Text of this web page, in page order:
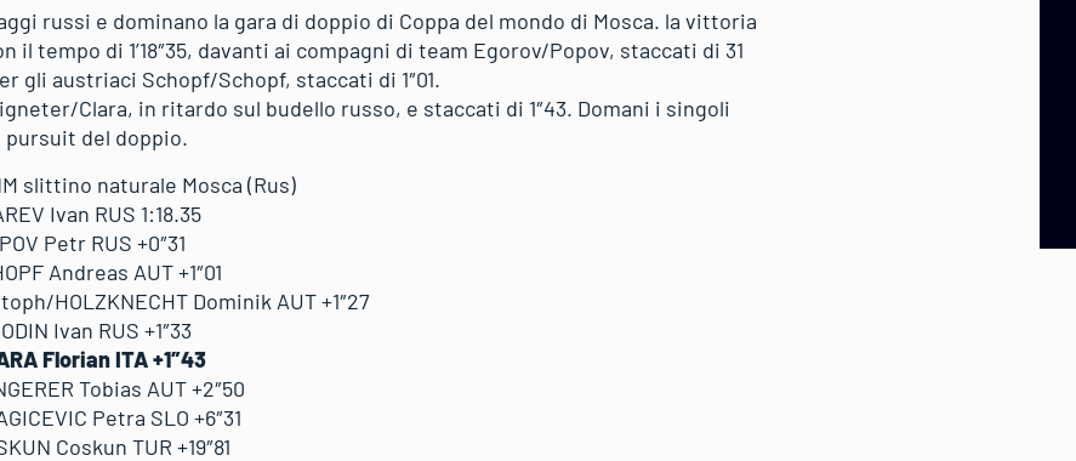
russi e dominano la gara di doppio di Coppa del mondo di Mosca. la vittoria
il tempo di 1’18″35, davanti ai compagni di team Egorov/Popov, staccati di 31
gli austriaci Schopf/Schopf, staccati di 1″01.
Clara, in ritardo sul budello russo, e staccati di 1″43. Domani i singoli
pursuit del doppio.
slittino naturale Mosca (Rus)
Ivan RUS 1:18.35
Petr RUS +0″31
Andreas AUT +1″01
HOLZKNECHT Dominik AUT +1″27
Ivan RUS +1″33
Florian ITA +1″43
Tobias AUT +2″50
Petra SLO +6″31
Coskun TUR +19″81